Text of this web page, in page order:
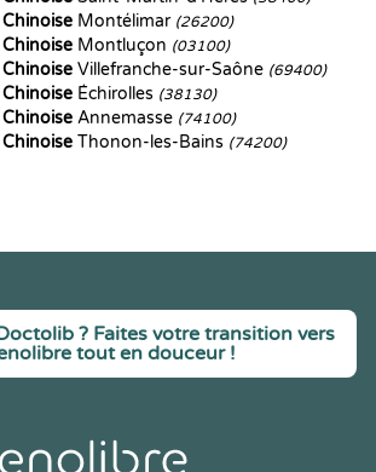
Montélimar (26200)
Montluçon (03100)
Villefranche-sur-Saône (69400)
Échirolles (38130)
Annemasse (74100)
Thonon-les-Bains (74200)
? Faites votre transition vers
tout en douceur !